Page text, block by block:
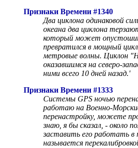
Признаки Времени #1340
Два циклона одинаковой
океана два циклона
который может
превратился в мощный
метровые волны. Циклон
оказавшимся на северо-
ними всего 10 дней назад.'
Признаки Времени #1333
Системы GPS ночью
работаю на Военно-
перенастройку, можете
знаю, я бы сказал, - около
заставить его работать в
называется